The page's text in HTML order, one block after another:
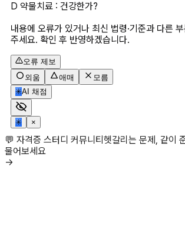
D 약물치료 : 건강한가?
내용에 오류가 있거나 최신 법령·기준과 다른
주세요. 확인 후 반영하겠습니다.
오류 제보
외움
애매
모름
✳AI 채점
✳ ×
💬 자격증 스터디 커뮤니티헷갈리는 문제, 같이
물어보세요
→